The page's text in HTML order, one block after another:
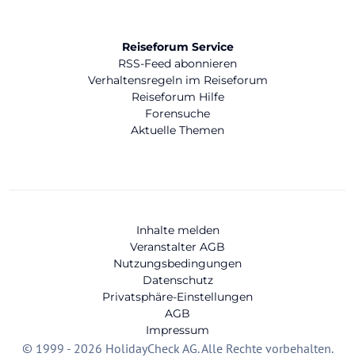
Reiseforum Service
RSS-Feed abonnieren
Verhaltensregeln im Reiseforum
Reiseforum Hilfe
Forensuche
Aktuelle Themen
Inhalte melden
Veranstalter AGB
Nutzungsbedingungen
Datenschutz
Privatsphäre-Einstellungen
AGB
Impressum
© 1999 - 2026 HolidayCheck AG. Alle Rechte vorbehalten.